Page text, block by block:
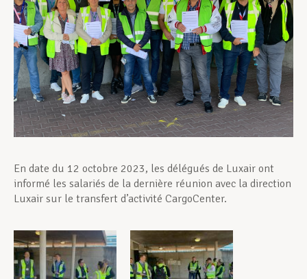
Devenir Membre
Actualités
En date du 12 octobre 2023, les délégués de Luxair ont
informé les salariés de la dernière réunion avec la direction
Luxair sur le transfert d’activité CargoCenter.